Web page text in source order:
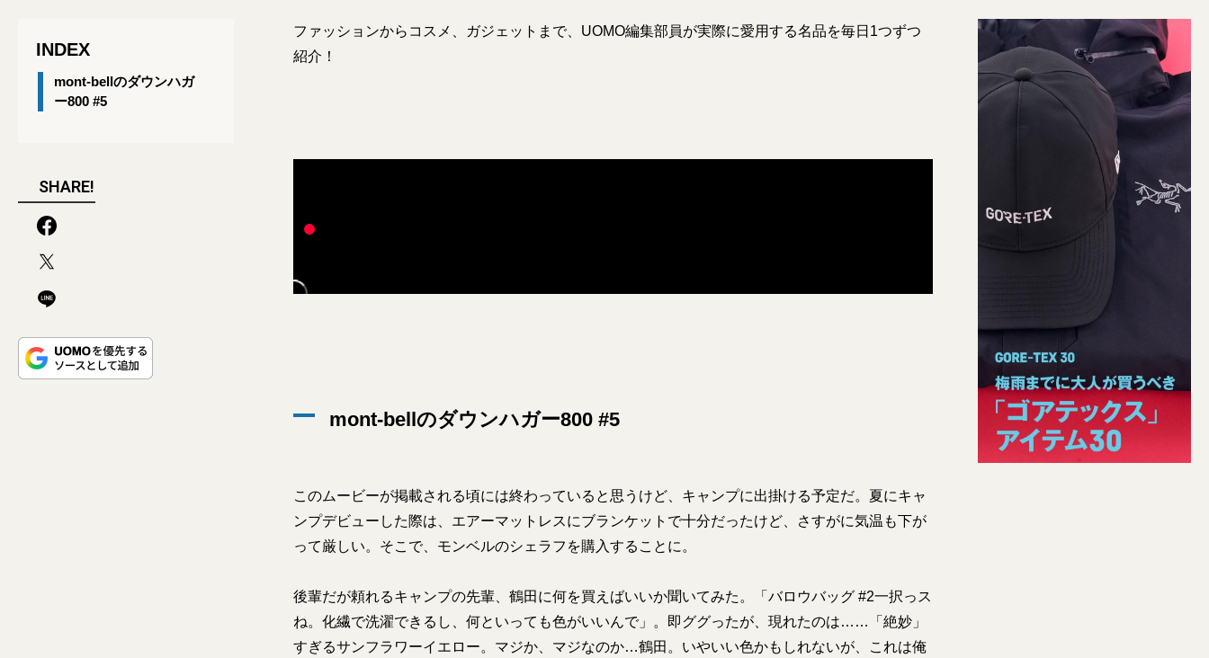
INDEX
mont-bellのダウンハガ
ー800 #5
SHARE!
ファッションからコスメ、ガジェットまで、UOMO編集部員が実際に愛用する名品を毎日1つずつ
紹介！
mont-bellのダウンハガー800 #5
このムービーが掲載される頃には終わっていると思うけど、キャンプに出掛ける予定だ。夏にキャ
ンプデビューした際は、エアーマットレスにブランケットで十分だったけど、さすがに気温も下が
って厳しい。そこで、モンベルのシェラフを購入することに。
後輩だが頼れるキャンプの先輩、鶴田に何を買えばいいか聞いてみた。「バロウバッグ #2一択っス
ね。化繊で洗濯できるし、何といっても色がいいんで」。即ググったが、現れたのは……「絶妙」
すぎるサンフラワーイエロー。マジか、マジなのか…鶴田。いやいい色かもしれないが、これは俺